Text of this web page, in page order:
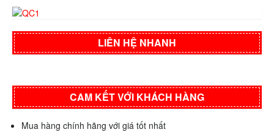
LIÊN HỆ NHANH
CAM KẾT VỚI KHÁCH HÀNG
Mua hàng chính hãng với giá tốt nhất